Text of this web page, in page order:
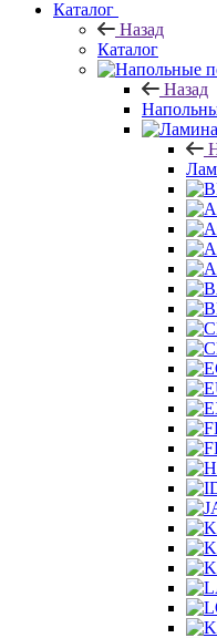
Каталог
Назад
Каталог
Назад